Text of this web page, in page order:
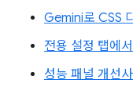
Gemini로 CSS
전용 설정 탭에
성능 패널 개선